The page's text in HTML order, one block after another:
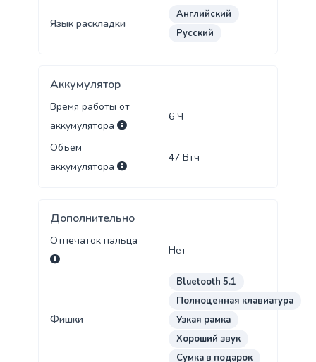
Язык раскладки
Английский
Русский
Аккумулятор
Время работы от
аккумулятора
6 Ч
Объем
аккумулятора
47 Втч
Дополнительно
Отпечаток пальца
Нет
Фишки
Bluetooth 5.1
Полноценная клавиатура
Узкая рамка
Хороший звук
Сумка в подарок